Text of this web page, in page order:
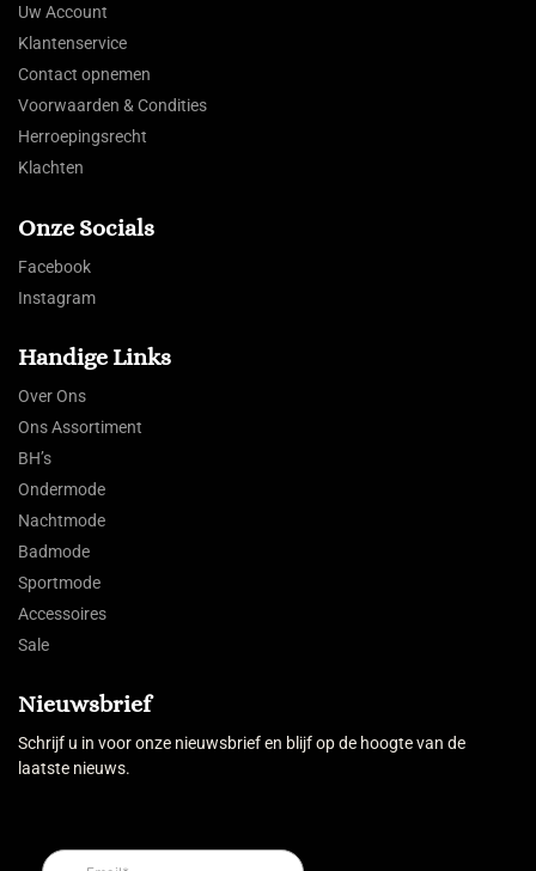
Uw Account
Klantenservice
Contact opnemen
Voorwaarden & Condities
Herroepingsrecht
Klachten
Onze Socials
Facebook
Instagram
Handige Links
Over Ons
Ons Assortiment
BH’s
Ondermode
Nachtmode
Badmode
Sportmode
Accessoires
Sale
Nieuwsbrief
Schrijf u in voor onze nieuwsbrief en blijf op de hoogte van de
laatste nieuws.